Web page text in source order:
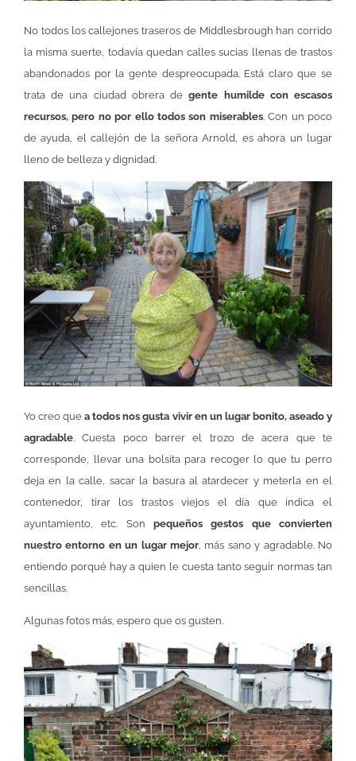
No todos los callejones traseros de Middlesbrough han corrido
la misma suerte, todavía quedan calles sucias llenas de trastos
abandonados por la gente despreocupada. Está claro que se
trata de una ciudad obrera degente humilde con escasos
recursos, pero no por ello todos son miserables. Con un poco
de ayuda, el callejón de la señora Arnold, es ahora un lugar
lleno de belleza y dignidad.
Yo creo quea todos nos gusta vivir en un lugar bonito, aseado y
agradable. Cuesta poco barrer el trozo de acera que te
corresponde, llevar una bolsita para recoger lo que tu perro
deja en la calle, sacar la basura al atardecer y meterla en el
contenedor, tirar los trastos viejos el día que indica el
ayuntamiento, etc. Son pequeños gestos que convierten
nuestro entorno en un lugar mejor , más sano y agradable. No
entiendo porqué hay a quien le cuesta tanto seguir normas tan
sencillas.
Algunas fotos más, espero que os gusten.